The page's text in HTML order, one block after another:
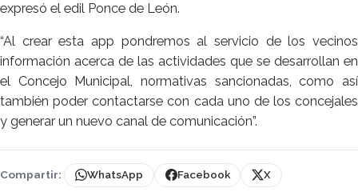
expresó el edil Ponce de León.
“Al crear esta app pondremos al servicio de los vecinos
información acerca de las actividades que se desarrollan en
el Concejo Municipal, normativas sancionadas, como así
también poder contactarse con cada uno de los concejales
y generar un nuevo canal de comunicación”.
Compartir: WhatsApp Facebook X